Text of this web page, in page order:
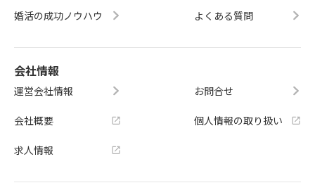
婚活の成功ノウハウ よくある質問
会社情報
運営会社情報
会社概要
求人情報
お問合せ
個人情報の取り扱い